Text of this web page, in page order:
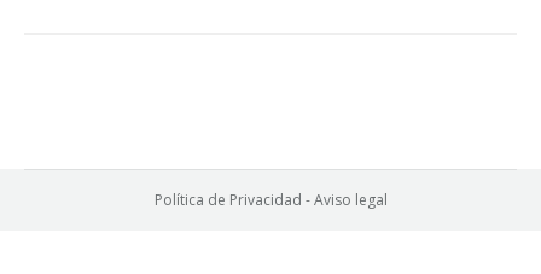
Política de Privacidad -Aviso legal